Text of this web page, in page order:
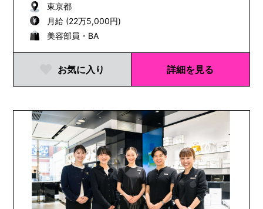
東京都
月給 (22万5,000円)
美容部員・BA
お気に入り 詳細を見る